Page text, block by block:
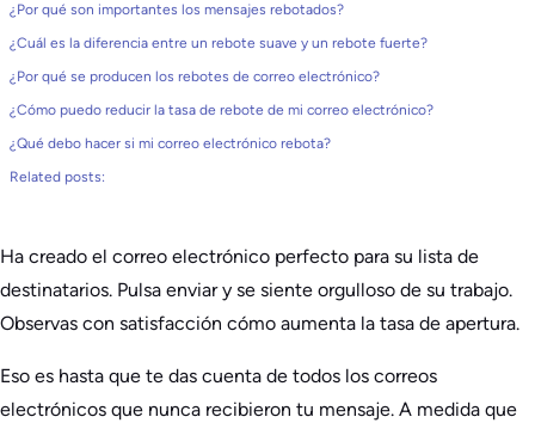
¿Por qué son importantes los mensajes rebotados?
¿Cuál es la diferencia entre un rebote suave y un rebote fuerte?
¿Por qué se producen los rebotes de correo electrónico?
¿Cómo puedo reducir la tasa de rebote de mi correo electrónico?
¿Qué debo hacer si mi correo electrónico rebota?
Related posts:
Ha creado el correo electrónico perfecto para su lista de
destinatarios. Pulsa enviar y se siente orgulloso de su trabajo.
Observas con satisfacción cómo aumenta la tasa de apertura.
Eso es hasta que te das cuenta de todos los correos
electrónicos que nunca recibieron tu mensaje. A medida que